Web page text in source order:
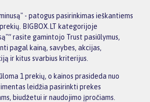
- patogus pasirinkimas ieškantiems
BIGBOX.LT kategorijoje
rasite gamintojo Trust pasiūlymus,
pagal kainą, savybes, akcijas,
ir kitus svarbius kriterijus.
1 prekių, o kainos prasideda nuo
leidžia pasirinkti prekes
biudžetui ir naudojimo įpročiams.